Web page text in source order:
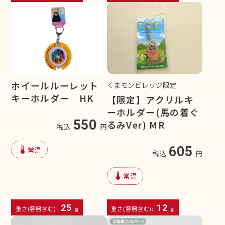
ホイールルーレット
キーホルダー HK
税込 550 円
device_thermostat 常温
重さ(容器含む): 25 g
くまモンビレッジ限定
【限定】アクリルキ
ーホルダー(馬の着ぐ
るみVer) MR
税込 605 円
device_thermostat 常温
重さ(容器含む): 12 g